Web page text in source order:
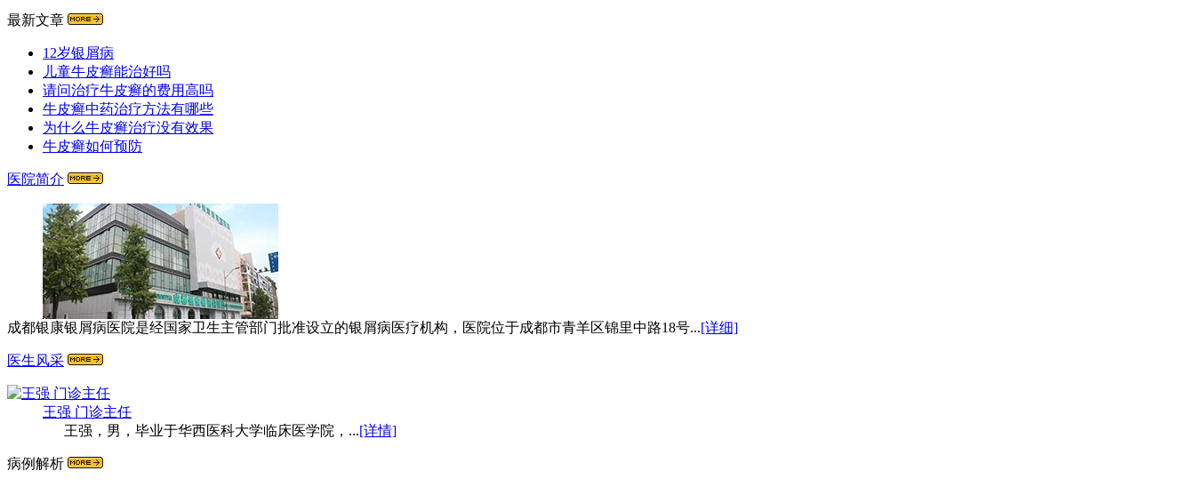
最新文章
12岁银屑病
儿童牛皮癣能治好吗
请问治疗牛皮癣的费用高吗
牛皮癣中药治疗方法有哪些
为什么牛皮癣治疗没有效果
牛皮癣如何预防
医院简介
成都银康银屑病医院是经国家卫生主管部门批准设立的银屑病医疗机构，医院位于成都市青羊区锦里中路18号...[详细]
医生风采
王强 门诊主任
王强，男，毕业于华西医科大学临床医学院，...[详情]
病例解析